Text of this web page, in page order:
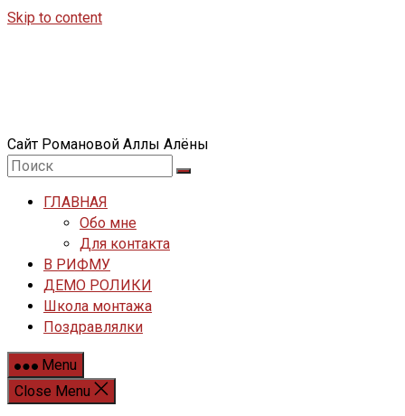
Skip to content
Сайт Романовой Аллы Алёны
ГЛАВНАЯ
Обо мне
Для контакта
В РИФМУ
ДЕМО РОЛИКИ
Школа монтажа
Поздравлялки
Menu
Close Menu